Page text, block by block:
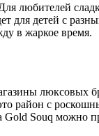
любителей
для детей с
в жаркое время.
люксовых
район с
Gold Souq можно